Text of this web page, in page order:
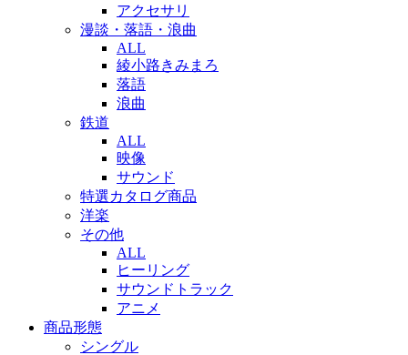
アクセサリ
漫談・落語・浪曲
ALL
綾小路きみまろ
落語
浪曲
鉄道
ALL
映像
サウンド
特選カタログ商品
洋楽
その他
ALL
ヒーリング
サウンドトラック
アニメ
商品形態
シングル